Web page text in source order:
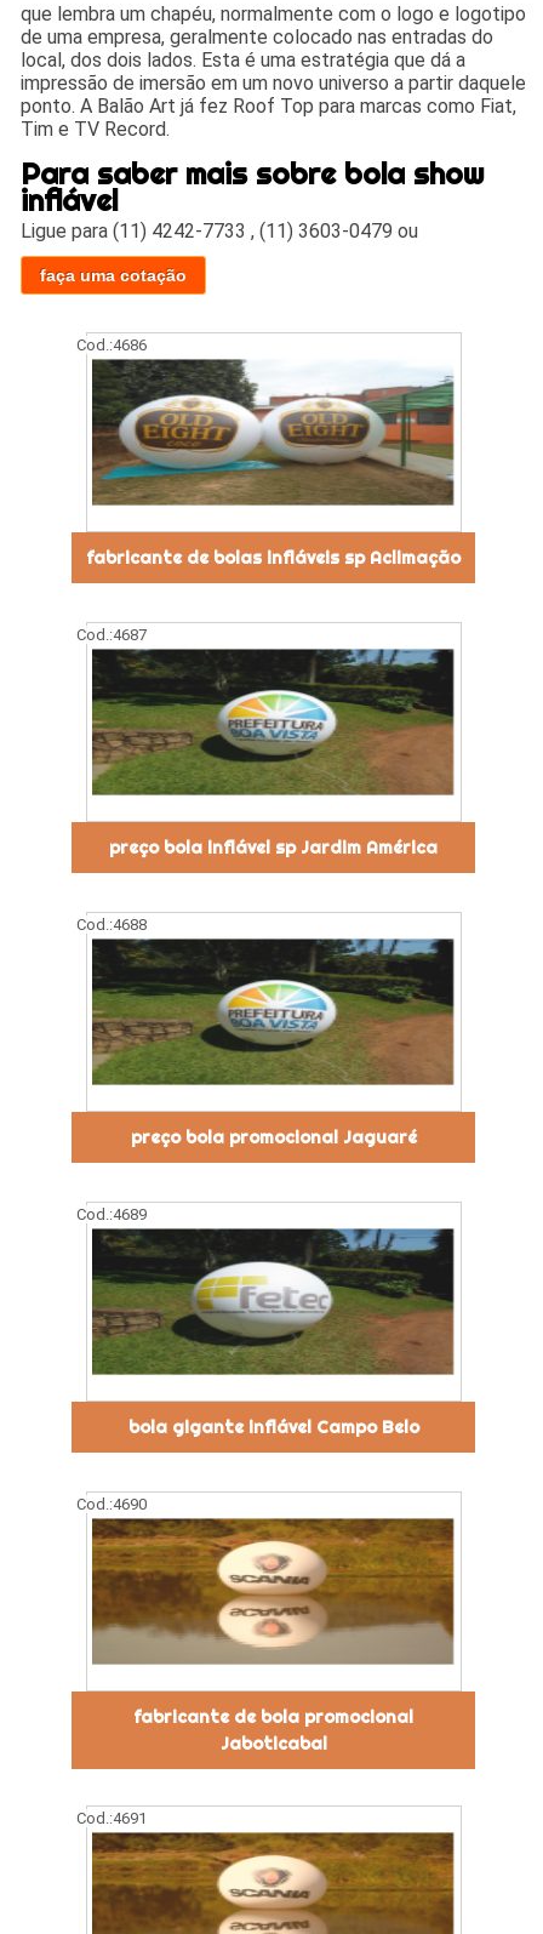
que lembra um chapéu, normalmente com o logo e logotipo
de uma empresa, geralmente colocado nas entradas do
local, dos dois lados. Esta é uma estratégia que dá a
impressão de imersão em um novo universo a partir daquele
ponto. A Balão Art já fez Roof Top para marcas como Fiat,
Tim e TV Record.
Para saber mais sobre bola show
inflável
Ligue para(11) 4242-7733 ,(11) 3603-0479 ou
faça uma cotação
Cod.:4686
fabricante de bolas infláveis sp Aclimação
Cod.:4687
preço bola inflável sp Jardim América
Cod.:4688
preço bola promocional Jaguaré
Cod.:4689
bola gigante inflável Campo Belo
Cod.:4690
fabricante de bola promocional
Jaboticabal
Cod.:4691